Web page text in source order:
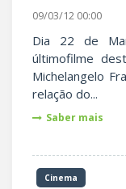
09/03/12 00:00
Dia 22 de
últimofilme
Michelangelo
relação do...
Saber mais
Cinema